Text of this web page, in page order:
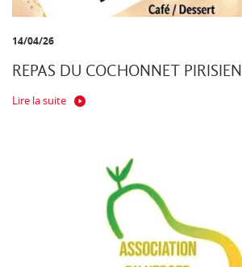
14/04/26
REPAS DU COCHONNET PIRISIEN
Lire la suite